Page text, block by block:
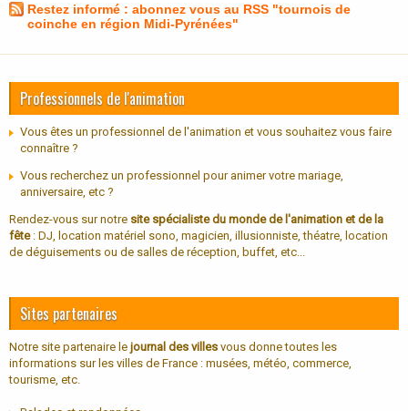
Restez informé : abonnez vous au RSS "tournois de
coinche en région Midi-Pyrénées"
Professionnels de l'animation
Vous êtes un professionnel de l'animation et vous souhaitez vous faire
connaître ?
Vous recherchez un professionnel pour animer votre mariage,
anniversaire, etc ?
Rendez-vous sur notre site spécialiste du monde de l'animation et de la
fête: DJ, location matériel sono, magicien, illusionniste, théatre, location
de déguisements ou de salles de réception, buffet, etc...
Sites partenaires
Notre site partenaire le journal des villes vous donne toutes les
informations sur les villes de France : musées, météo, commerce,
tourisme, etc.